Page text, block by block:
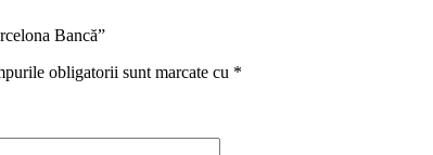
Bancă”
obligatorii sunt marcate cu *